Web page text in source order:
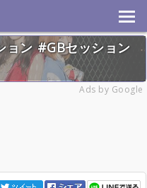
ョン #GBセッション
Ads by Google